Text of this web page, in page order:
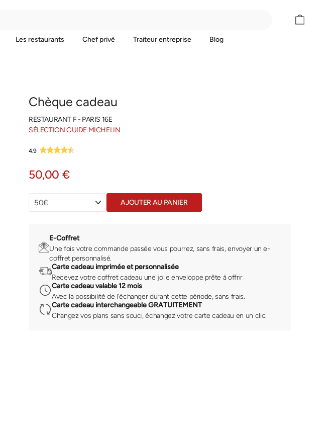
Les restaurants Chef privé Traiteur entreprise Blog
Chèque cadeau
RESTAURANT F - PARIS 16E
SÉLECTION GUIDE MICHELIN
4.9
50,00 €
AJOUTER AU PANIER
E-Coffret
Une fois votre commande passée vous pourrez, sans frais, envoyer un e-
coffret personnalisé.
Carte cadeau imprimée et personnalisée
Recevez votre coffret cadeau une jolie enveloppe prête à offrir
Carte cadeau valable 12 mois
Avec la possibilité de l'échanger durant cette période, sans frais.
Carte cadeau interchangeable GRATUITEMENT
Changez vos plans sans souci, échangez votre carte cadeau en un clic.